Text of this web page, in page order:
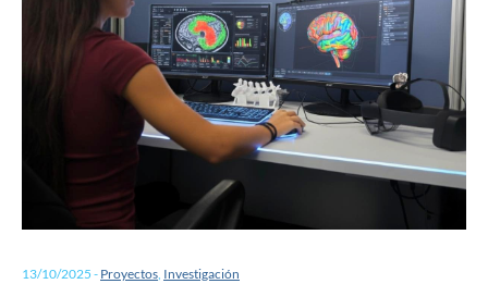
13/10/2025 - Proyectos, Investigación